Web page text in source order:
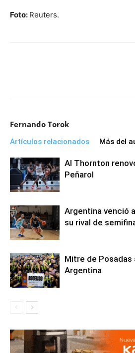
Foto: Reuters.
Fernando Torok
Artículos relacionados Más del
Al Thornton
Peñarol
Argentina venció
su rival de
Mitre de Posadas
Argentina